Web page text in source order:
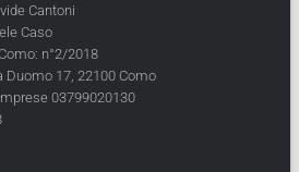
Cantoni
Caso
n°2/2018
Duomo 17, 22100 Como
03799020130